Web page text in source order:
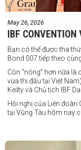
May 26, 2026
IBF CONVENTION
Bạn có thể được tha
Bond 007 tiếp theo
Còn “nóng” hơn nữa là
vừa thi đấu tại Việt
Keilty và Chủ tịch IBF
Hội nghị của Liên đoàn
tại Vũng Tàu hôm nay